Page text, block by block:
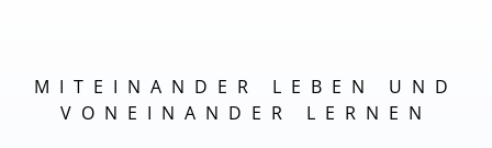
MITEINANDER LEBEN UND
VONEINANDER LERNEN